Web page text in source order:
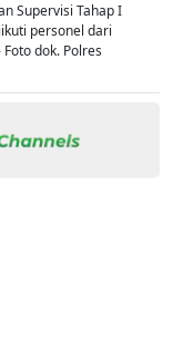
Supervisi Tahap I
personel dari
dok. Polres